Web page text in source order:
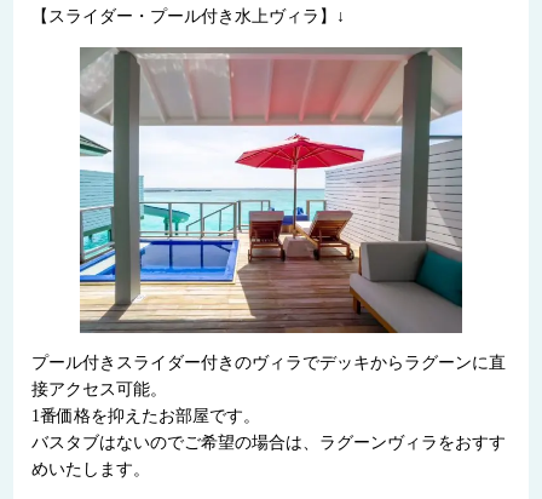
【スライダー・プール付き水上ヴィラ】↓
プール付きスライダー付きのヴィラでデッキからラグーンに直
接アクセス可能。
1番価格を抑えたお部屋です。
バスタブはないのでご希望の場合は、ラグーンヴィラをおすす
めいたします。